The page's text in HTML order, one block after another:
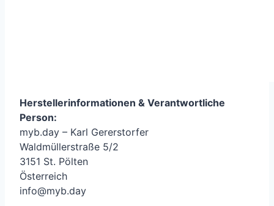
Herstellerinformationen & Verantwortliche
Person:
myb.day – Karl Gererstorfer
Waldmüllerstraße 5/2
3151 St. Pölten
Österreich
info@myb.day